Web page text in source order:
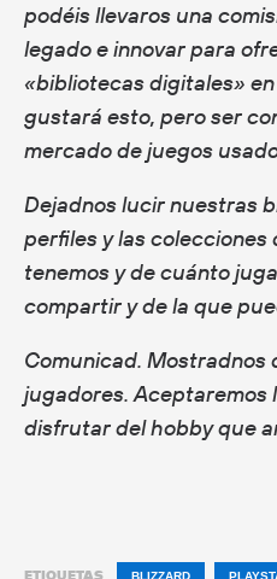
podéis llevaros una
legado e innovar para
«bibliotecas digitales»
gustará esto, pero ser
mercado de juegos
Dejadnos lucir nuestras
perfiles y las
tenemos y de cuánto
compartir y de la que
Comunicad. Mostradnos
jugadores. Aceptaremos
disfrutar del hobby que
ETIQUETAS BLIZZARD